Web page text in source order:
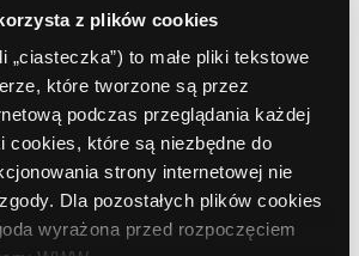
z plików cookies
to małe pliki tekstowe
które tworzone są przez
podczas przeglądania każdej
cookies, które są niezbędne do
strony internetowej nie
Dla pozostałych plików cookies
wyrażona przed rozpoczęciem
Opieki (PEKAO SA)
1
Opieki (PEKAO SA),
22